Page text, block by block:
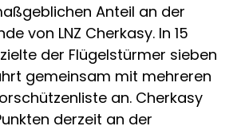
Anteil an der
von LNZ Cherkasy. In 15
der Flügelstürmer sieben
gemeinsam mit mehreren
an. Cherkasy
derzeit an der